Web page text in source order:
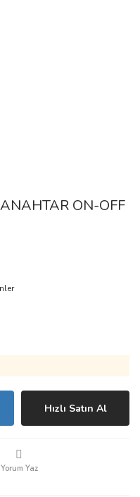
ON-OFF
Hızlı Satın Al
Yorum Yaz